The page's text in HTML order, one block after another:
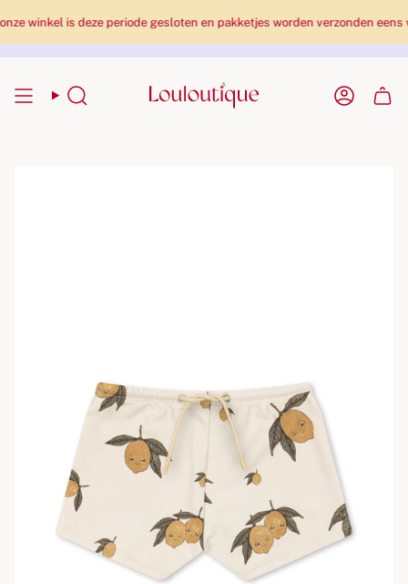
winkel is deze periode gesloten en pakketjes worden verzonden eens
Zoekopdracht